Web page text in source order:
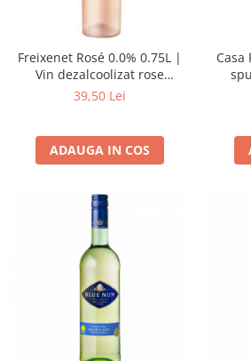
Freixenet Rosé 0.0% 0.75L |
Vin dezalcoolizat rose
demisec
39,50 Lei
ADAUGA IN COS
Casa